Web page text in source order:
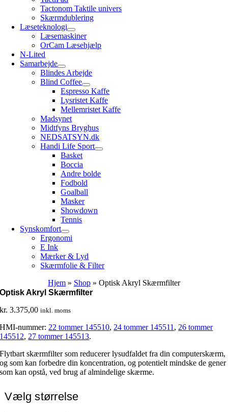
Tactonom Taktile univers
Skærmdublering
Læseteknologi
Læsemaskiner
OrCam Læsehjælp
N-Lited
Samarbejde
Blindes Arbejde
Blind Coffee
Espresso Kaffe
Lysristet Kaffe
Mellemristet Kaffe
Madsynet
Midtfyns Bryghus
NEDSATSYN.dk
Handi Life Sport
Basket
Boccia
Andre bolde
Fodbold
Goalball
Masker
Showdown
Tennis
Synskomfort
Ergonomi
E Ink
Mærker & Lyd
Skærmfolie & Filter
Hjem » Shop » Optisk Akryl Skærmfilter
Optisk Akryl Skærmfilter
kr. 3.375,00 inkl. moms
HMI-nummer: 22 tommer 145510, 24 tommer 145511 , 26 tommer
145512, 27 tommer 145513.
Flytbart skærmfilter som reducerer lysudfaldet fra din computerskærm,
og som kan forbedre din koncentration, og potentielt mindske de gener
som kan opstå, ved brug af almindelige skærme.
Vælg størrelse